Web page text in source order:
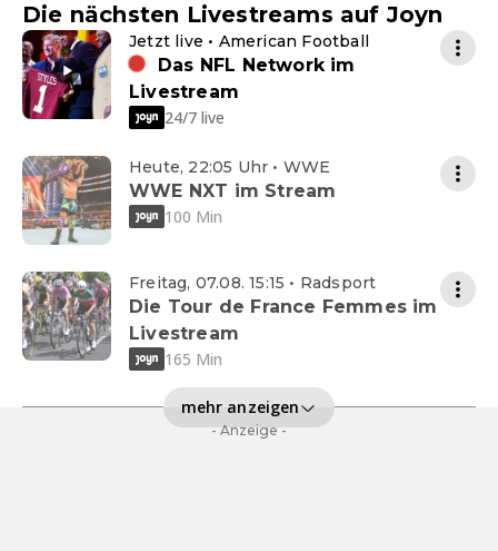
Die nächsten Livestreams auf Joyn
Jetzt live • American Football
Das NFL Network im
Livestream
24/7 live
Heute, 22:05 Uhr • WWE
WWE NXT im Stream
100 Min
Freitag, 07.08. 15:15 • Radsport
Die Tour de France Femmes im
Livestream
165 Min
mehr anzeigen
- Anzeige -